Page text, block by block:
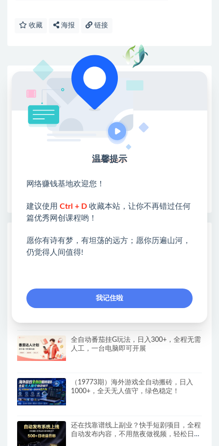
收藏 海报 链接
网赚基地简介
站长微信：无
❤本站：本站整合多方资源站，主要面向互联网创业
类&副业类，资源丰富 物超所值。
❤能助您：找项目 + 低成本创业 + 减少信息差 + 见识
❤本站为众多团队提供了重要价值，也为众多创业者
❤如果您也依存于互联网，欢迎加入本站会员，将尽
热门课程展示
CodeX从0到1实战课，吃透CodeX全功能，
抖音90W粉丝博主亲授影视剧解说教学，
选剧选题+文案模板+AI指令+剪辑配音+封
全自动番茄挂G玩法，日入300+，全程无需
人工，一台电脑即可开展
（19773期）海外游戏全自动搬砖，日入
1000+，全天无人值守，绿色稳定！
还在找靠谱线上副业？快手短剧项目，全程
自动发布内容，不用熬夜做视频，轻松日入
温馨提示
网络赚钱基地欢迎您！
建议使用 Ctrl + D 收藏本站，让你不再错过任何
篇优秀网创课程哟！
愿你有诗有梦，有坦荡的远方；愿你历遍山河，
仍觉得人间值得!
我记住啦